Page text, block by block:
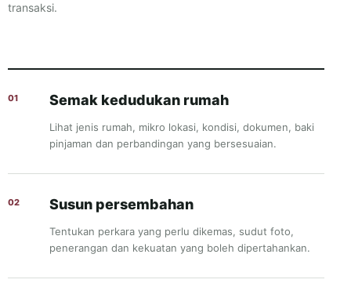
transaksi.
Semak kedudukan rumah
Lihat jenis rumah, mikro lokasi, kondisi, dokumen, baki
pinjaman dan perbandingan yang bersesuaian.
Susun persembahan
Tentukan perkara yang perlu dikemas, sudut foto,
penerangan dan kekuatan yang boleh dipertahankan.